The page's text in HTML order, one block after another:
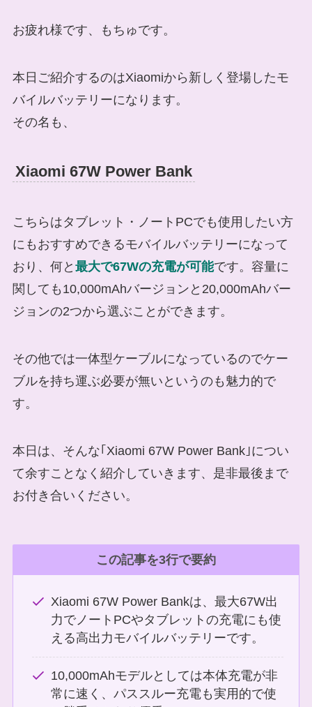
お疲れ様です、もちゅです。
本日ご紹介するのはXiaomiから新しく登場したモ
バイルバッテリーになります。
その名も、
Xiaomi 67W Power Bank
こちらはタブレット・ノートPCでも使用したい方
にもおすすめできるモバイルバッテリーになって
おり、何と 最大で67Wの充電が可能です。容量に
関しても10,000mAhバージョンと20,000mAhバー
ジョンの2つから選ぶことができます。
その他では一体型ケーブルになっているのでケー
ブルを持ち運ぶ必要が無いというのも魅力的で
す。
本日は、そんな｢Xiaomi 67W Power Bank｣につい
て余すことなく紹介していきます、是非最後まで
お付き合いください。
この記事を3行で要約
Xiaomi 67W Power Bankは、最大67W出
力でノートPCやタブレットの充電にも使
える高出力モバイルバッテリーです。
10,000mAhモデルとしては本体充電が非
常に速く、パススルー充電も実用的で使